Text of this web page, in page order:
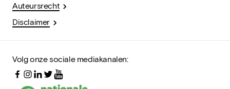
Auteursrecht
Disclaimer
Volg onze sociale mediakanalen: